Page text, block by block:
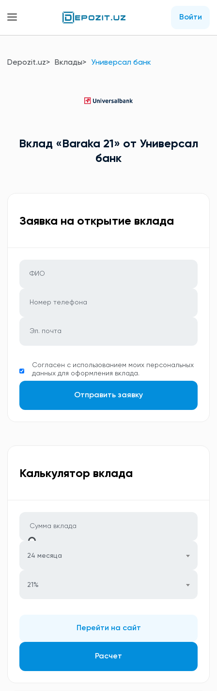
Войти
Depozit.uz Вклады Универсал банк
Вклад «Baraka 21» от Универсал
банк
Заявка на открытие вклада
Согласен с использованием моих персональных
данных для оформления вклада.
Отправить заявку
Калькулятор вклада
24 месяца
21%
Перейти на сайт
Расчет